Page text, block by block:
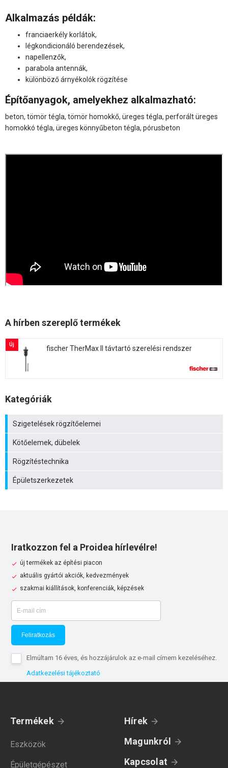
Alkalmazás példák:
franciaerkély korlátok,
légkondicionáló berendezések,
napellenzők,
parabola antennák,
különböző árnyékolók rögzítése
Építőanyagok, amelyekhez alkalmazható:
beton, tömör tégla, tömör homokkő, üreges tégla, perforált üreges
homokkó tégla, üreges könnyűbeton tégla, pórusbeton
A hírben szereplő termékek
Új fischer TherMax II távtartó szerelési rendszer
Kategóriák
Szigetelések rögzítőelemei
Kötőelemek, dübelek
Rögzítéstechnika
Épületszerkezetek
Iratkozzon fel a Proidea hírlevélre!
új termékek az építési piacon
aktuális gyártói akciók, kedvezmények
szakmai kiállítások, konferenciák, képzések
Feliratkozás
Elmúltam 16 éves, és hozzájárulok az e-mail címem kezeléséhez.
Adatkezelési tájékoztató
Termékek
Eszközök
Épületgépészet
Hírek
Magunkról
Kapcsolat